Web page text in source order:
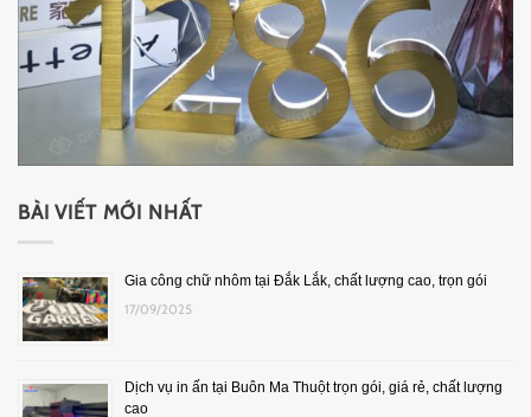
BÀI VIẾT MỚI NHẤT
Gia công chữ nhôm tại Đắk Lắk, chất lượng cao, trọn gói
17/09/2025
Dịch vụ in ấn tại Buôn Ma Thuột trọn gói, giá rẻ, chất lượng
cao